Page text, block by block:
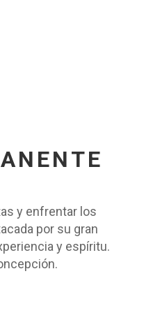
y enfrentar los
por su gran
y espíritu.